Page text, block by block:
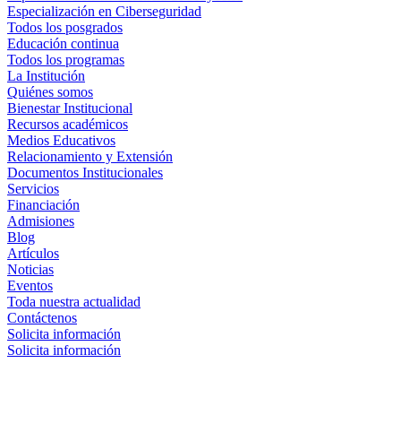
Especialización en Ciberseguridad
Todos los posgrados
Educación continua
Todos los programas
La Institución
Quiénes somos
Bienestar Institucional
Recursos académicos
Medios Educativos
Relacionamiento y Extensión
Documentos Institucionales
Servicios
Financiación
Admisiones
Blog
Artículos
Noticias
Eventos
Toda nuestra actualidad
Contáctenos
Solicita información
Solicita información